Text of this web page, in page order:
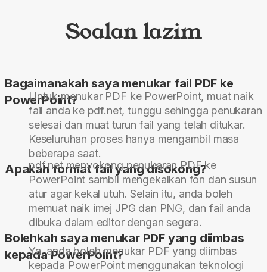
Soalan lazim
Bagaimanakah saya menukar fail PDF ke
PowerPoint?
Untuk menukar PDF ke PowerPoint, muat naik
fail anda ke pdf.net, tunggu sehingga penukaran
selesai dan muat turun fail yang telah ditukar.
Keseluruhan proses hanya mengambil masa
beberapa saat.
Apakah format fail yang disokong?
pdf.net menyokong penukaran PDF ke
PowerPoint sambil mengekalkan fon dan susun
atur agar kekal utuh. Selain itu, anda boleh
memuat naik imej JPG dan PNG, dan fail anda
dibuka dalam editor dengan segera.
Bolehkah saya menukar PDF yang diimbas
kepada PowerPoint?
Ya, anda boleh menukar PDF yang diimbas
kepada PowerPoint menggunakan teknologi